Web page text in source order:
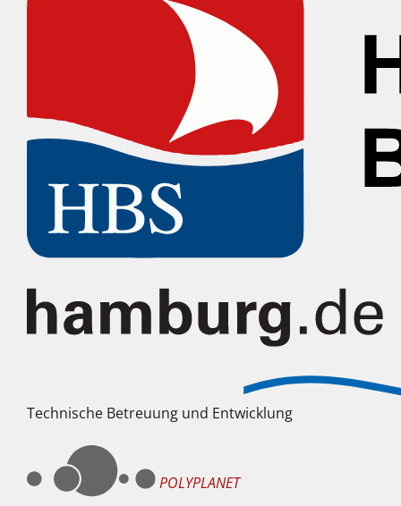
Technische Betreuung und Entwicklung
POLYPLANET